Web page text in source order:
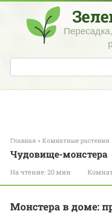
Перейти
контенту
Поиск:
Главная » Комнатные растения
Чудовище-монстера
На чтение: 20 мин
Монстера в доме: